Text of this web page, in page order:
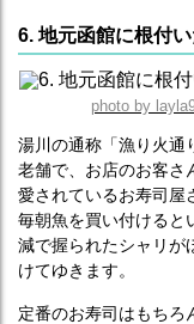
6. 地元函館に根付
photo by
湯川の通称「漁り火通
老舗で、お店のお客さ
愛されているお寿司屋
毎朝魚を買い付けると
減で握られたシャリが
けてゆきます。
定番のお寿司はもちろ